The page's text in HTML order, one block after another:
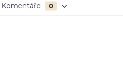
Komentáře 0